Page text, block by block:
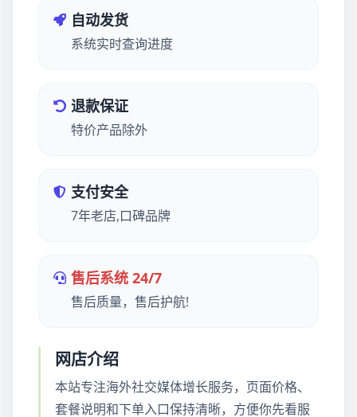
自动发货
系统实时查询进度
退款保证
特价产品除外
支付安全
7年老店,口碑品牌
售后系统 24/7
售后质量，售后护航!
网店介绍
本站专注海外社交媒体增长服务，页面价格、
套餐说明和下单入口保持清晰，方便你先看服